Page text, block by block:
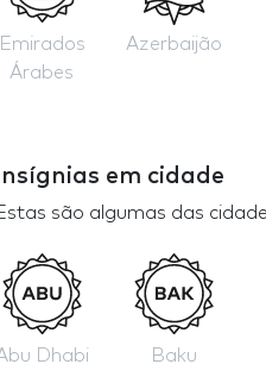
Emirados
Árabes
Azerbaijão
Insígnias em cidade
são algumas das
Dhabi Baku